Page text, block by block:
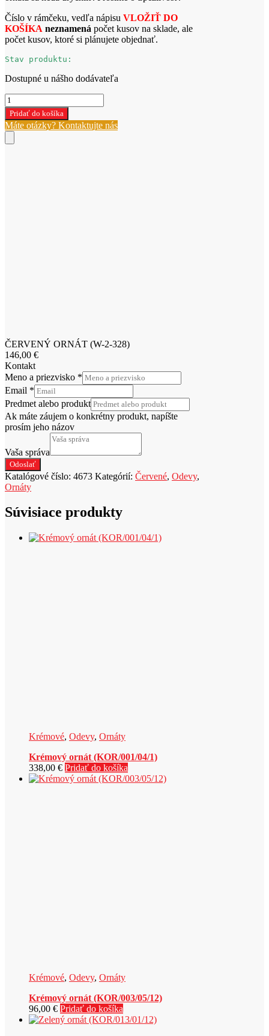
Číslo v rámčeku, vedľa nápisu VLOŽIŤ DO
KOŠÍKA neznamená počet kusov na sklade, ale
počet kusov, ktoré si plánujete objednať.
Stav produktu:
Dostupné u nášho dodávateľa
množstvo
ČERVENÝ
ORNÁT
(W-
2-
Pridať do košíka
Máte otázky? Kontaktujte nás
ČERVENÝ ORNÁT (W-2-328)
146,00 €
Kontakt
Meno a priezvisko *
Email *
Predmet alebo produkt
Ak máte záujem o konkrétny produkt, napíšte
prosím jeho názov
Vaša správa
Odoslať
Katalógové číslo: 4673 Kategórií: Červené, Odevy,
Ornáty
Súvisiace produkty
Krémové, Odevy, Ornáty
Krémový ornát (KOR/001/04/1)
338,00 € Pridať do košíka
Krémové, Odevy, Ornáty
Krémový ornát (KOR/003/05/12)
96,00 € Pridať do košíka